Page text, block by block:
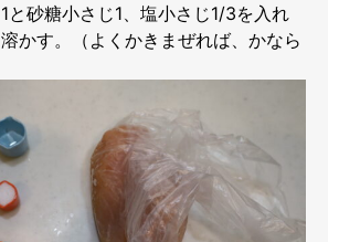
と砂糖小さじ1、塩小さじ1/3を入れ
かす。（よくかきまぜれば、かなら